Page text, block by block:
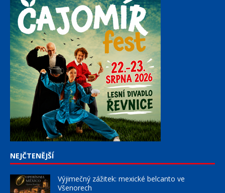
NEJČTENĚJŠÍ
Výjimečný zážitek: mexické belcanto ve
Všenorech